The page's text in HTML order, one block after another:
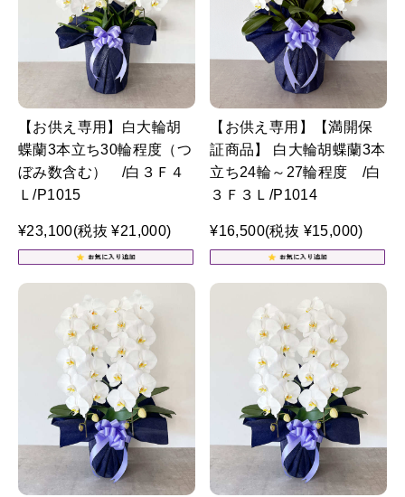
【お供え専用】白大輪胡
蝶蘭3本立ち30輪程度（つ
ぼみ数含む） /白３Ｆ４
Ｌ/P1015
¥23,100(税抜 ¥21,000)
【お供え専用】【満開保
証商品】 白大輪胡蝶蘭3本
立ち24輪～27輪程度 /白
３Ｆ３Ｌ/P1014
¥16,500(税抜 ¥15,000)